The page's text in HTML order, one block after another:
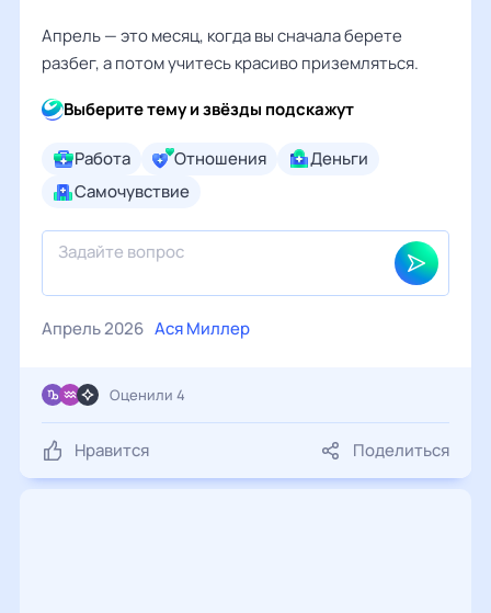
Апрель — это месяц, когда вы сначала берете
разбег, а потом учитесь красиво приземляться.
Выберите тему и звёзды подскажут
Работа Отношения
Деньги
Самочувствие
Апрель 2026 Ася Миллер
Нравится Поделиться
Оценили 4